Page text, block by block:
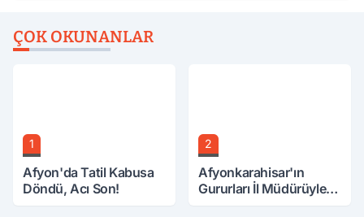
ÇOK OKUNANLAR
1
Afyon'da Tatil Kabusa
Döndü, Acı Son!
2
Afyonkarahisar'ın
Gururları İl Müdürüyle